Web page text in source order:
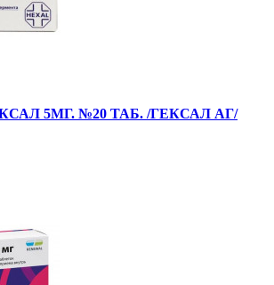
5МГ. №20 ТАБ. /ГЕКСАЛ АГ/